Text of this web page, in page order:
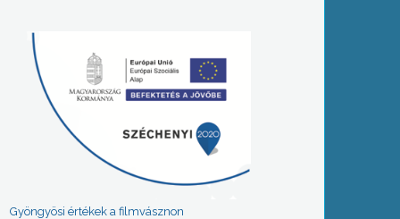
Gyöngyösi értékek a filmvásznon